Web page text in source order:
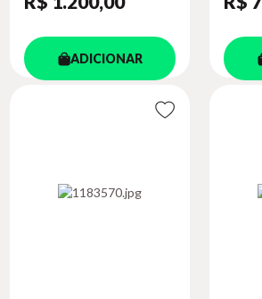
ADICIONAR